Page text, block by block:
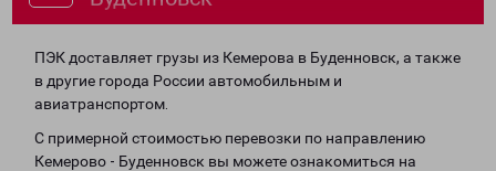
ПЭК доставляет грузы из Кемерова в Буденновск, а также
в другие города России автомобильным и
авиатранспортом.
С примерной стоимостью перевозки по направлению
Кемерово - Буденновск вы можете ознакомиться на